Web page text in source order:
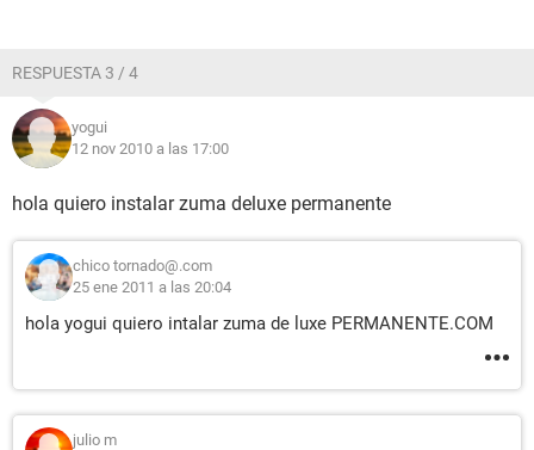
RESPUESTA 3 / 4
yogui
12 nov 2010 a las 17:00
hola quiero instalar zuma deluxe permanente
chico tornado@.com
25 ene 2011 a las 20:04
hola yogui quiero intalar zuma de luxe PERMANENTE.COM
julio m